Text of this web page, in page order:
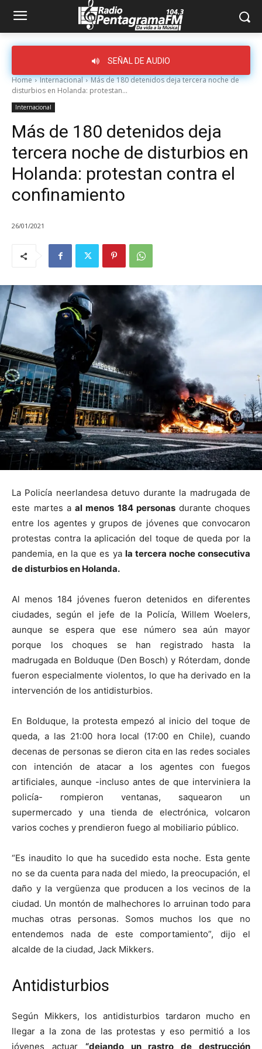
SEÑAL DE AUDIO
Home Internacional
Más de 180 detenidos deja tercera noche de
disturbios en Holanda: protestan...
Internacional
Más de 180 detenidos deja
tercera noche de disturbios en
Holanda: protestan contra el
confinamiento
26/01/2021
La Policía neerlandesa detuvo durante la madrugada de
este martes a al menos 184 personas durante choques
entre los agentes y grupos de jóvenes que convocaron
protestas contra la aplicación del toque de queda por la
pandemia, en la que es ya la tercera noche consecutiva
de disturbios en Holanda.
Al menos 184 jóvenes fueron detenidos en diferentes
ciudades, según el jefe de la Policía, Willem Woelers,
aunque se espera que ese número sea aún mayor
porque los choques se han registrado hasta la
madrugada en Bolduque (Den Bosch) y Róterdam, donde
fueron especialmente violentos, lo que ha derivado en la
intervención de los antidisturbios.
En Bolduque, la protesta empezó al inicio del toque de
queda, a las 21:00 hora local (17:00 en Chile), cuando
decenas de personas se dieron cita en las redes sociales
con intención de atacar a los agentes con fuegos
artificiales, aunque -incluso antes de que interviniera la
policía- rompieron ventanas, saquearon un
supermercado y una tienda de electrónica, volcaron
varios coches y prendieron fuego al mobiliario público.
“Es inaudito lo que ha sucedido esta noche. Esta gente
no se da cuenta para nada del miedo, la preocupación, el
daño y la vergüenza que producen a los vecinos de la
ciudad. Un montón de malhechores lo arruinan todo para
muchas otras personas. Somos muchos los que no
entendemos nada de este comportamiento”, dijo el
alcalde de la ciudad, Jack Mikkers.
Antidisturbios
Según Mikkers, los antidisturbios tardaron mucho en
llegar a la zona de las protestas y eso permitió a los
jóvenes actuar “dejando un rastro de destrucción